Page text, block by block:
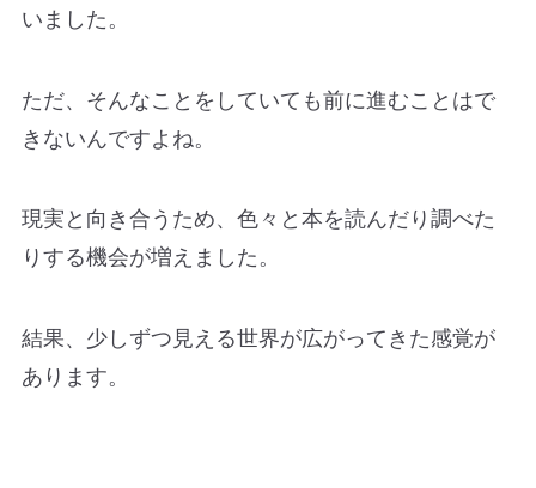
いました。
ただ、そんなことをしていても前に進むことはで
きないんですよね。
現実と向き合うため、色々と本を読んだり調べた
りする機会が増えました。
結果、少しずつ見える世界が広がってきた感覚が
あります。